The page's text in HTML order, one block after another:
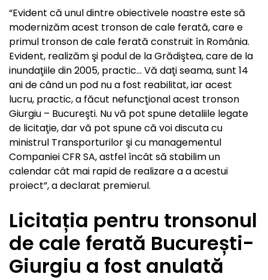
“Evident că unul dintre obiectivele noastre este să
modernizăm acest tronson de cale ferată, care e
primul tronson de cale ferată construit în România.
Evident, realizăm şi podul de la Grădiştea, care de la
inundaţiile din 2005, practic… Vă daţi seama, sunt 14
ani de când un pod nu a fost reabilitat, iar acest
lucru, practic, a făcut nefuncţional acest tronson
Giurgiu – Bucureşti. Nu vă pot spune detaliile legate
de licitaţie, dar vă pot spune că voi discuta cu
ministrul Transporturilor şi cu managementul
Companiei CFR SA, astfel încât să stabilim un
calendar cât mai rapid de realizare a a acestui
proiect”, a declarat premierul.
Licitația pentru tronsonul
de cale ferată București-
Giurgiu a fost anulată